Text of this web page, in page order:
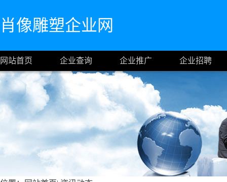
肖像雕塑企业网
网站首页 企业查询 企业推广 企业招聘